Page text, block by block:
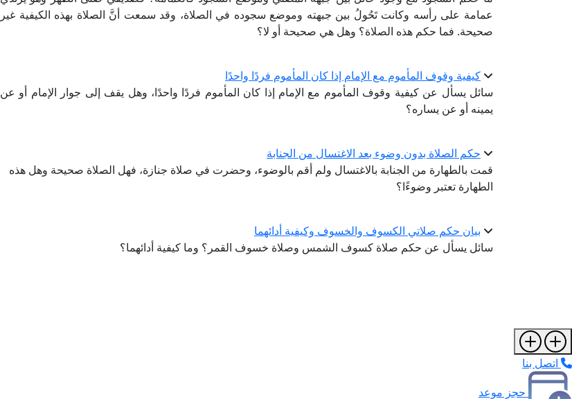
عمامة على رأسه وكانت تَحُولُ بين جبهته وموضع سجوده في الصلاة، وقد سمعت أنَّ الصلاة بهذه الكيفية غير
صحيحة. فما حكم هذه الصلاة؟ وهل هي صحيحة أو لا؟
كيفية وقوف المأموم مع الإمام إذا كان المأموم فردًا واحدًا
سائل يسأل عن كيفية وقوف المأموم مع الإمام إذا كان المأموم فردًا واحدًا، وهل يقف إلى جوار الإمام أو عن
يمينه أو عن يساره؟
حكم الصلاة بدون وضوء بعد الاغتسال من الجنابة
قمت بالطهارة من الجنابة بالاغتسال ولم أقم بالوضوء، وحضرت في صلاة جنازة، فهل الصلاة صحيحة وهل هذه
الطهارة تعتبر وضوءًا؟
بيان حكم صلاتي الكسوف والخسوف وكيفية أدائهما
سائل يسأل عن حكم صلاة كسوف الشمس وصلاة خسوف القمر؟ وما كيفية أدائهما؟
اتصل بنا
حجز موعد